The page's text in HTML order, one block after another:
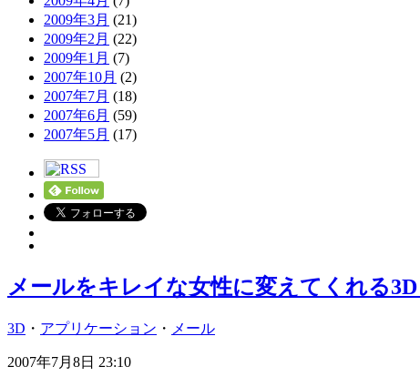
2009年3月 (21)
2009年2月 (22)
2009年1月 (7)
2007年10月 (2)
2007年7月 (18)
2007年6月 (59)
2007年5月 (17)
メールをキレイな女性に変えてくれる
3D ・ アプリケーション ・ メール
2007年7月8日 23:10